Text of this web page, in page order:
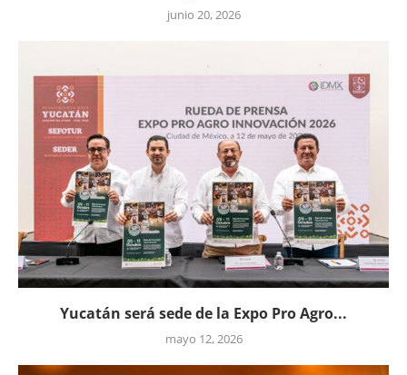
junio 20, 2026
Yucatán será sede de la Expo Pro Agro...
mayo 12, 2026